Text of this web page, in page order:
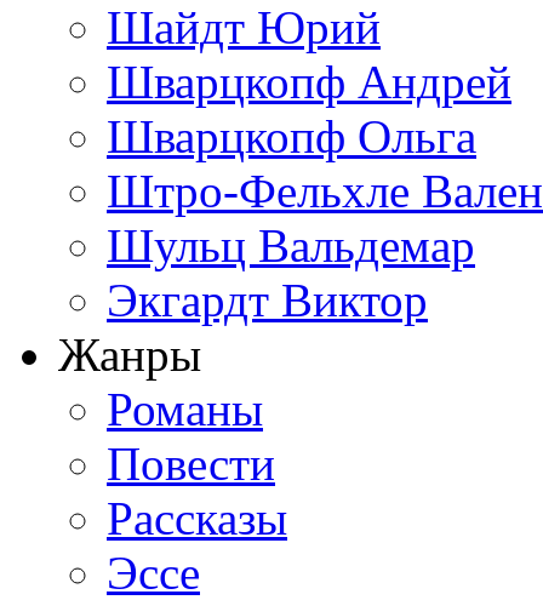
Шайдт Юрий
Шварцкопф Андрей
Шварцкопф Ольга
Штро-Фельхле
Шульц Вальдемар
Экгардт Виктор
Жанры
Романы
Повести
Рассказы
Эссе